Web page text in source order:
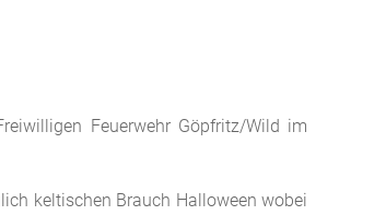
Feuerwehr Göpfritz/Wild im
keltischen Brauch Halloween wobei